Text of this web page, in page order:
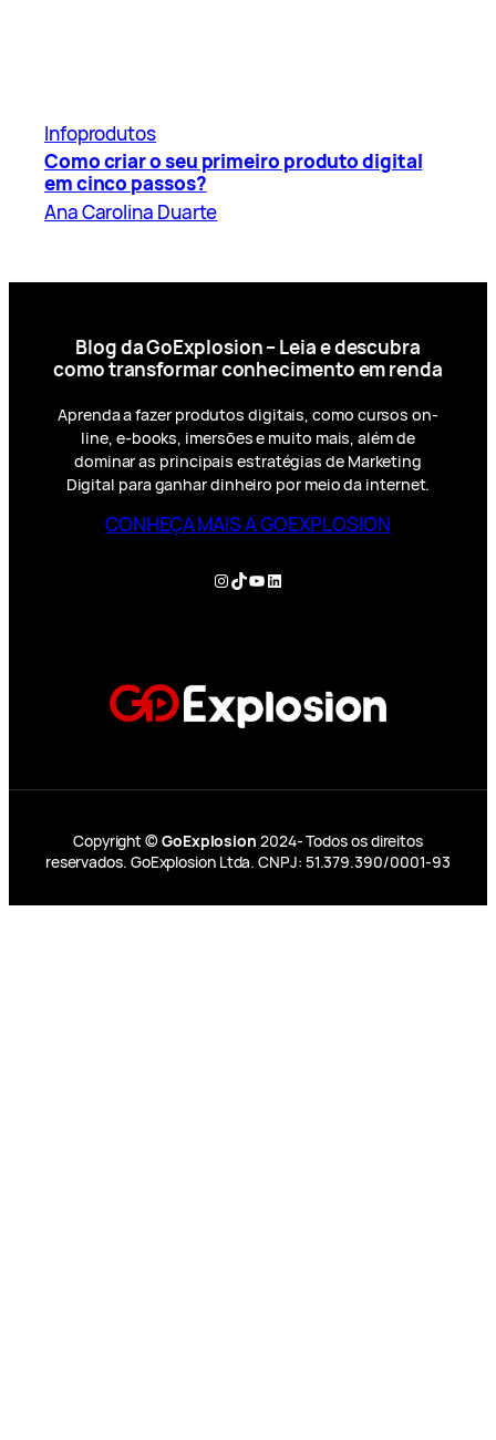
Infoprodutos
Como criar o seu primeiro produto digital
em cinco passos?
Ana Carolina Duarte
Blog da GoExplosion – Leia e descubra
como transformar conhecimento em renda
Aprenda a fazer produtos digitais, como cursos on-
line, e-books, imersões e muito mais, além de
dominar as principais estratégias de Marketing
Digital para ganhar dinheiro por meio da internet.
CONHEÇA MAIS A GOEXPLOSION
Instagram
TikTok
YouTube
LinkedIn
Copyright © GoExplosion 2024- Todos os direitos
reservados. GoExplosion Ltda. CNPJ: 51.379.390/0001-93